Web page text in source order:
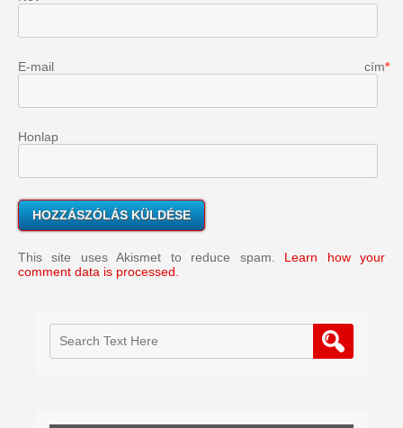
E-mail cím*
Honlap
This site uses Akismet to reduce spam. Learn how your
comment data is processed.